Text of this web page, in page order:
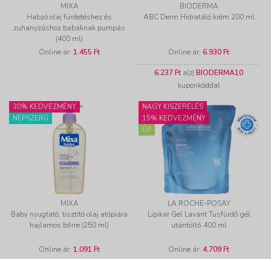
MIXA
Habzó olaj fürdetéshez és
zuhanyzáshoz babáknak pumpás
(400 ml)
Online ár: 1.455 Ft
BIODERMA
ABC Derm Hidratáló krém 200 ml
Online ár: 6.930 Ft
6.237 Ft a(z) BIODERMA10
kuponkóddal
30% KEDVEZMÉNY
NÉPSZERŰ
MIXA
Baby nyugtató, tisztító olaj atópiára
hajlamos bőrre (250 ml)
Online ár: 1.091 Ft
NAGY KISZERELÉS
15% KEDVEZMÉNY
ÚJ!
LA ROCHE-POSAY
Lipikar Gel Lavant Tusfürdő gél
utántöltő 400 ml
Online ár: 4.709 Ft